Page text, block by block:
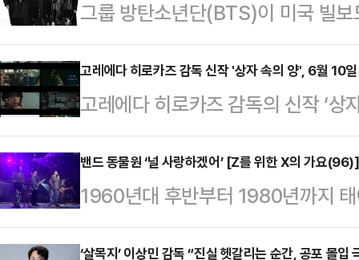
그룹 방탄소년단(BTS)이 미국 빌
연속 1위를 차지했다.13일 미국 음
게재한 차트 예고 기사에 따르면 방
랑’(ARIRANG)은 ‘빌보드 200’(4
차트에서 3주 연속 정상을 밟은 것
벨’(Babel) 이후 처음이다. 당시 ‘
국 가수 가운데 ‘빌보드 200’ 3주
고레에다 히로카즈 감독 신작 '상자 속의 양', 6월 10
고레에다 히로카즈 감독의 신작 ‘
확정했다.‘상자 속의 양’은 한국 개
의 칸 영화제 여정을 담은 스페셜
무도 모른다’를 시작으로 ‘그렇게 아
족’, ‘괴물’까지 이어지는 필모그래
밴드 동물원 ‘널 사랑하겠어’ [Z를 위한 X의 가요(96)]
1960년대 후반부터 1980년까지 태
모토인 기존 세대와 달리 ‘소비’를
‘살목지’ 이상민 감독 “진실 헷갈리는 순간, 공포 몰